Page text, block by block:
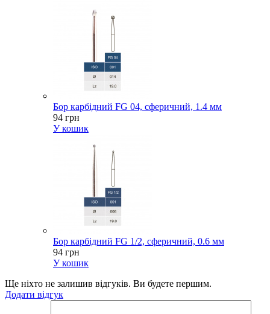
Бор карбідний FG 04, сферичний, 1.4 мм
94 грн
У кошик
Бор карбідний FG 1/2, сферичний, 0.6 мм
94 грн
У кошик
Ще ніхто не залишив відгуків. Ви будете першим.
Додати відгук